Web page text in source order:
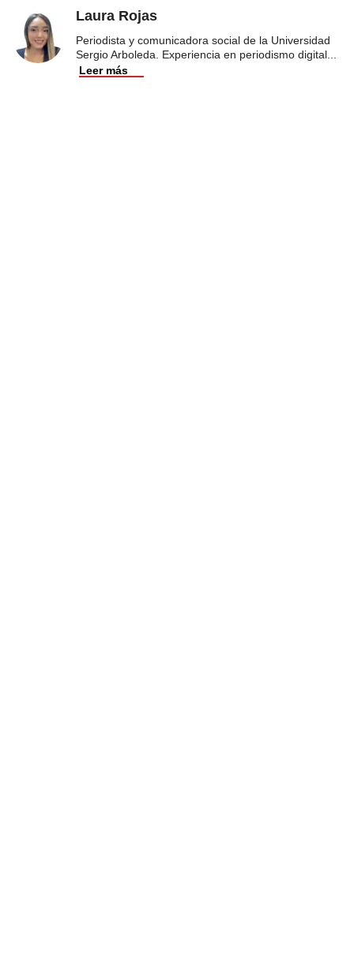
Laura Rojas
Periodista y comunicadora social de la Universidad
Sergio Arboleda. Experiencia en periodismo digital
Leer más